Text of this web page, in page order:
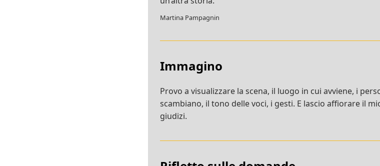
Martina Pampagnin
Immagino
Provo a visualizzare la scena, il luogo in cui avviene, i
scambiano, il tono delle voci, i gesti. E lascio affiorare il
giudizi.